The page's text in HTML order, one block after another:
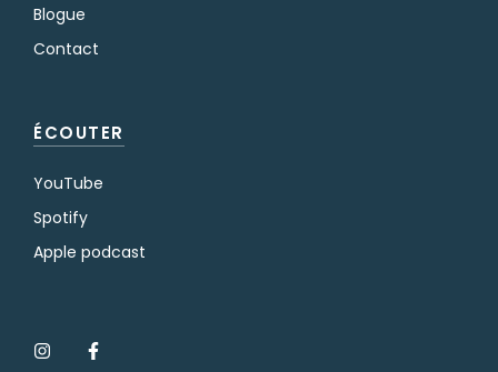
Blogue
Contact
ÉCOUTER
YouTube
Spotify
Apple podcast